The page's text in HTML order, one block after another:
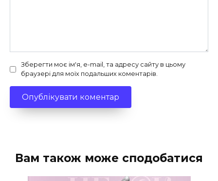
Зберегти моє ім'я, e-mail, та адресу сайту в цьому
браузері для моїх подальших коментарів.
Вам також може сподобатися